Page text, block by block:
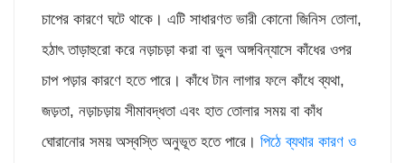
চাপের কারণে ঘটে থাকে। এটি সাধারণত ভারী কোনো জিনিস তোলা,
হঠাৎ তাড়াহুরো করে নড়াচড়া করা বা ভুল অঙ্গবিন্যাসে কাঁধের ওপর
চাপ পড়ার কারণে হতে পারে। কাঁধে টান লাগার ফলে কাঁধে ব্যথা,
জড়তা, নড়াচড়ায় সীমাবদ্ধতা এবং হাত তোলার সময় বা কাঁধ
ঘোরানোর সময় অস্বস্তি অনুভূত হতে পারে। পিঠে ব্যথার কারণ ও